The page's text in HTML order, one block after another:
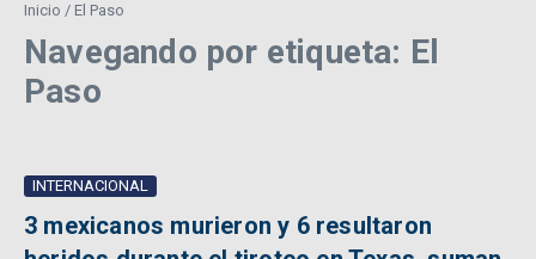
Inicio / El Paso
Navegando por etiqueta: El
Paso
INTERNACIONAL
3 mexicanos murieron y 6 resultaron